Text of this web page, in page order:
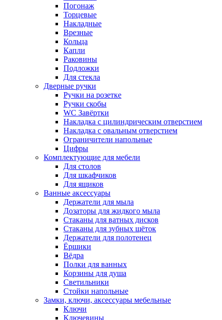
Погонаж
Торцевые
Накладные
Врезные
Кольца
Капли
Раковины
Подложки
Для стекла
Дверные ручки
Ручки на розетке
Ручки скобы
WC Завёртки
Накладка с цилиндрическим отверстием
Накладка с овальным отверстием
Ограничители напольные
Цифры
Комплектующие для мебели
Для столов
Для шкафчиков
Для ящиков
Ванные аксессуары
Держатели для мыла
Дозаторы для жидкого мыла
Стаканы для ватных дисков
Стаканы для зубных щёток
Держатели для полотенец
Ёршики
Вёдра
Полки для ванных
Корзины для душа
Светильники
Стойки напольные
Замки, ключи, аксессуары мебельные
Ключи
Ключевины